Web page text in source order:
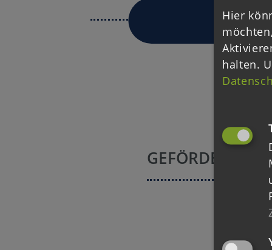
GEFÖRDERT
Hier
halten.